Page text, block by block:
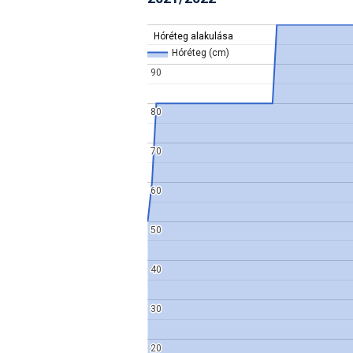
Hóréteg alakulása
Hóréteg alakulása
20
20
30
30
40
40
50
50
60
60
70
70
80
80
90
90
Hóréteg (cm)
Hóréteg (cm)